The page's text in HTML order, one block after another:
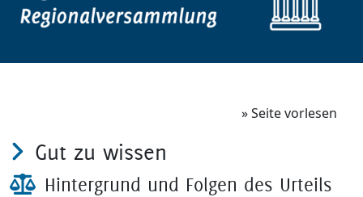
» Seite vorlesen
Gut zu wissen
Hintergrund und Folgen des Urteils